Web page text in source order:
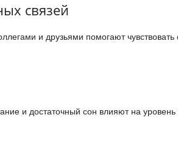
связей
и друзьями помогают чувствовать
и достаточный сон влияют на уровень